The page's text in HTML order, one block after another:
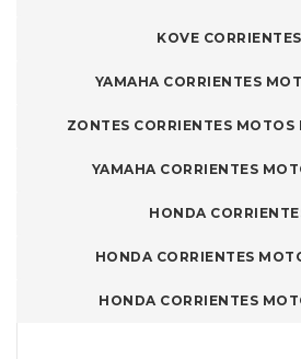
KOVE
YAMAHA CORRIENTES
ZONTES CORRIENTES
YAMAHA CORRIENTES
HONDA
HONDA CORRIENTES
HONDA CORRIENTES